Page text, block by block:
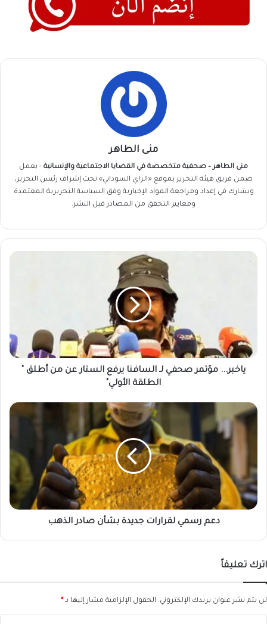
منى الطاهر
منى الطاهر – صحفية متخصصة في القضايا الاجتماعية والإنسانية - يعمل
ضمن فريق هيئة التحرير بموقع «الراي السوداني» تحت إشراف رئيس التحرير،
ويشارك في إعداد ومراجعة المواد الإخبارية وفق السياسة التحريرية المعتمدة
ومعايير التحقق من المصادر قبل النشر.
ياخبر...
الستار
عن
من
أطلق
الأولي"
ياخبر... مؤتمر صحفي لـ السافنا يرفع الستار عن من أطلق "
الطلقة الأولي"
دعم
رسمي
صادر
الذهب
دعم رسمي لقرارات جديدة بشأن صادر الذهب
اترك تعليقاً
لن يتم نشر عنوان بريدك الإلكتروني. الحقول الإلزامية مشار إليها بـ*